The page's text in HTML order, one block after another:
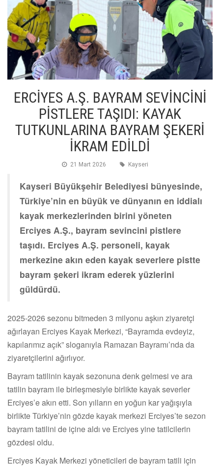
ERCİYES A.Ş. BAYRAM SEVİNCİNİ
PİSTLERE TAŞIDI: KAYAK
TUTKUNLARINA BAYRAM ŞEKERİ
İKRAM EDİLDİ
21 Mart 2026 Kayseri
Kayseri Büyükşehir Belediyesi bünyesinde,
Türkiye’nin en büyük ve dünyanın en iddialı
kayak merkezlerinden birini yöneten
Erciyes A.Ş., bayram sevincini pistlere
taşıdı. Erciyes A.Ş. personeli, kayak
merkezine akın eden kayak severlere pistte
bayram şekeri ikram ederek yüzlerini
güldürdü.
2025-2026 sezonu bitmeden 3 milyonu aşkın ziyaretçi
ağırlayan Erciyes Kayak Merkezi, “Bayramda evdeyiz,
kapılarımız açık” sloganıyla Ramazan Bayramı’nda da
ziyaretçilerini ağırlıyor.
Bayram tatilinin kayak sezonuna denk gelmesi ve ara
tatilin bayram ile birleşmesiyle birlikte kayak severler
Erciyes’e akın etti. Son yılların en yoğun kar yağışıyla
birlikte Türkiye’nin gözde kayak merkezi Erciyes’te sezon
bayram tatilini de içine aldı ve Erciyes yine tatilcilerin
gözdesi oldu.
Erciyes Kayak Merkezi yöneticileri de bayram tatili için